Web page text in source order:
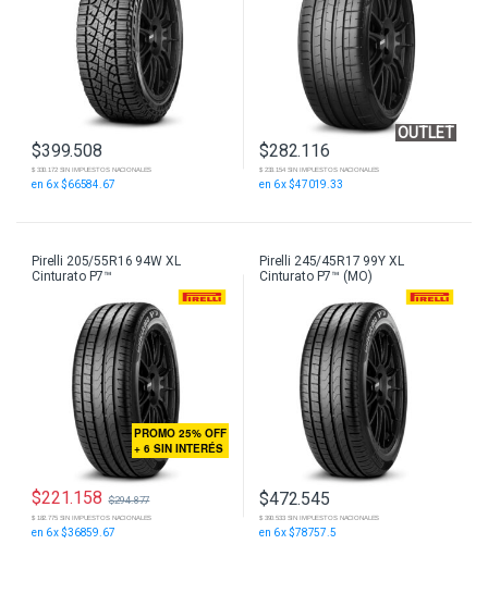
$399.508
$ 330.172 SIN IMPUESTOS NACIONALES
en 6 x $66584.67
OUTLET
$282.116
$ 233.154 SIN IMPUESTOS NACIONALES
en 6 x $47019.33
Pirelli 205/55R16 94W XL
Cinturato P7™
PROMO 25% OFF
+ 6 SIN INTERÉS
$221.158 $294.877
$ 182.775 SIN IMPUESTOS NACIONALES
en 6 x $36859.67
Pirelli 245/45R17 99Y XL
Cinturato P7™ (MO)
$472.545
$ 390.533 SIN IMPUESTOS NACIONALES
en 6 x $78757.5